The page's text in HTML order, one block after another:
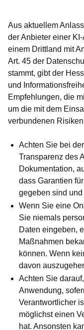
Aus aktuellem
der Anbieter einer
einem Drittland mit
Art. 45 der
stammt, gibt der
und
Empfehlungen, die
um die mit dem
verbundenen
Achten Sie bei
Transparenz des
Dokumentation,
dass Garantien
gegeben sind
Wenn Sie eine
Sie niemals
Daten eingeben,
Maßnahmen
können. Wenn
davon
Achten Sie
Anwendung,
Verantwortlicher
möglichst einen
hat. Ansonsten